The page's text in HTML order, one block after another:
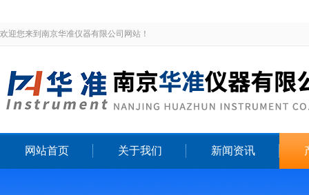
欢迎您来到南京华准仪器有限公司网站！
网站首页 关于我们 新闻资讯